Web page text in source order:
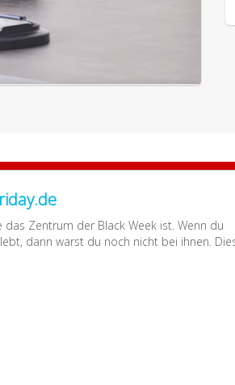
Zentrum der Black Week ist. Wenn du
dann warst du noch nicht bei ihnen.